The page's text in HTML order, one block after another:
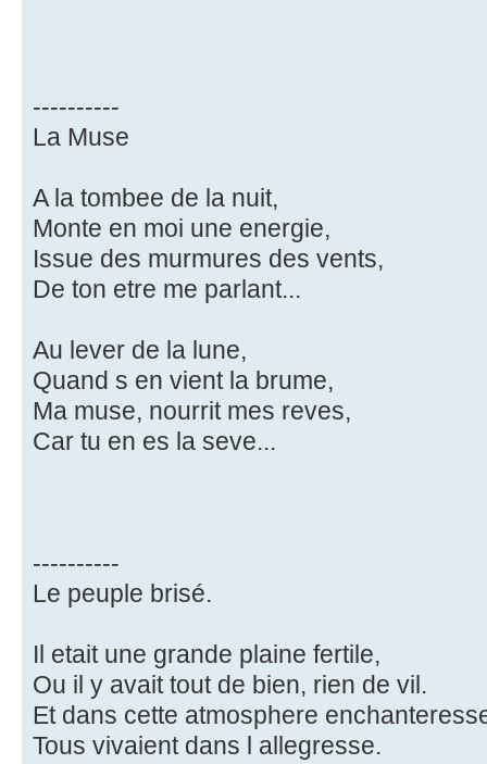
----------
La Muse
A la tombee de la nuit,
Monte en moi une energie,
Issue des murmures des vents,
De ton etre me parlant...
Au lever de la lune,
Quand s en vient la brume,
Ma muse, nourrit mes reves,
Car tu en es la seve...
----------
Le peuple brisé.
Il etait une grande plaine fertile,
Ou il y avait tout de bien, rien de vil.
Et dans cette atmosphere
Tous vivaient dans l allegresse.